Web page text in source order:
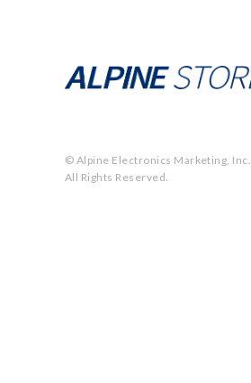
© Alpine Electronics Marketing, Inc.
All Rights Reserved.